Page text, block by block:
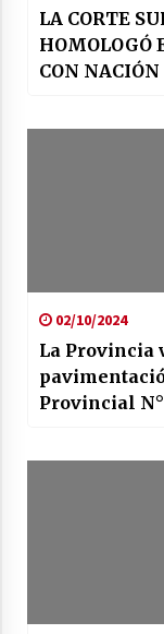
LA CORTE
HOMOLOGÓ
CON
02/10/2024
La Provincia
Provincial